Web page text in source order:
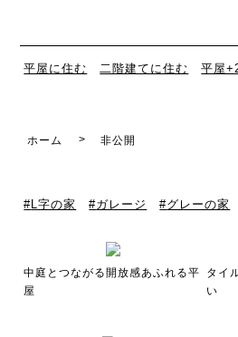
平屋に住む 二階建てに住む 平屋
ホーム 非公開
L字の家 ガレージ グレーの家
中庭とつながる開放感あふれる平
屋
タイ
い